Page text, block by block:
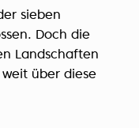
sieben
Doch die
Landschaften
über diese